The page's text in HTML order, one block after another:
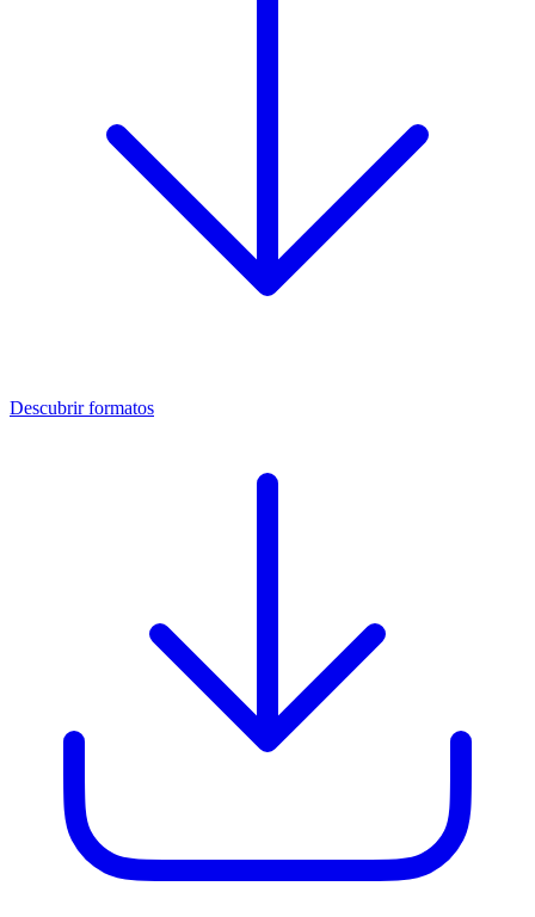
Descubrir formatos